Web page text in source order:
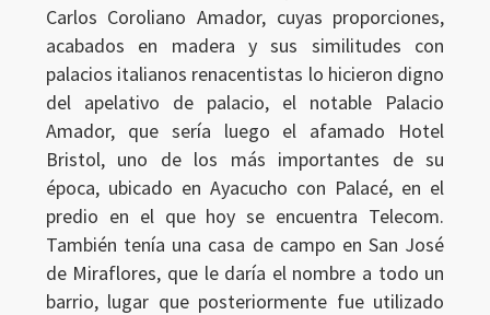
Carlos Coroliano Amador, cuyas proporciones,
acabados en madera y sus similitudes con
palacios italianos renacentistas lo hicieron digno
del apelativo de palacio, el notable Palacio
Amador, que sería luego el afamado Hotel
Bristol, uno de los más importantes de su
época, ubicado en Ayacucho con Palacé, en el
predio en el que hoy se encuentra Telecom.
También tenía una casa de campo en San José
de Miraflores, que le daría el nombre a todo un
barrio, lugar que posteriormente fue utilizado